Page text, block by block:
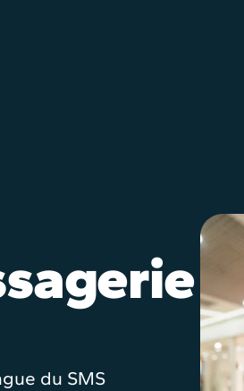
du SMS